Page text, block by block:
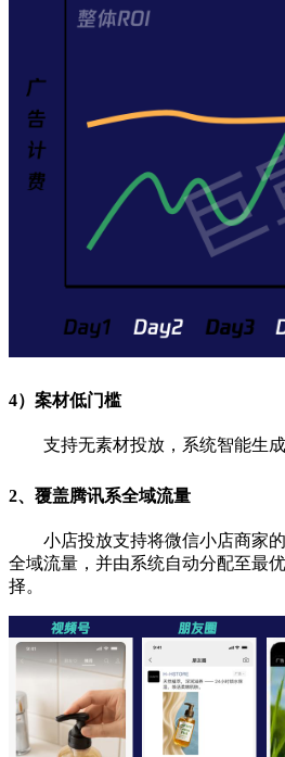
4）案材低门槛
支持无素材投放，系统智能生成
2、覆盖腾讯系全域流量
小店投放支持将微信小店商家
全域流量，并由系统自动分配至最
择。